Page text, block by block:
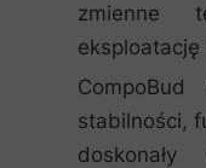
zmienne
CompoBud
stabilności,